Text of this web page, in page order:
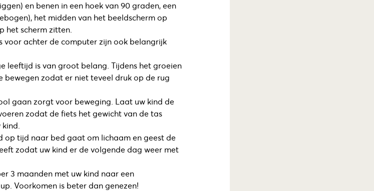
en benen in een hoek van 90 graden, een
het midden van het beeldscherm op
het scherm zitten.
voor achter de computer zijn ook belangrijk
leeftijd is van groot belang. Tijdens het groeien
bewegen zodat er niet teveel druk op de rug
gaan zorgt voor beweging. Laat uw kind de
zodat de fiets het gewicht van de tas
op tijd naar bed gaat om lichaam en geest de
zodat uw kind er de volgende dag weer met
3 maanden met uw kind naar een
Voorkomen is beter dan genezen!